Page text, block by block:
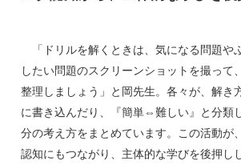
「ドリルを解くときは、気になる問題や
したい問題のスクリーンショットを撮って
整理しましょう」と岡先生。各々が、解き
に書き込んだり、『簡単⇔難しい』と分類
分の考え方をまとめています。この活動が
認知にもつながり、主体的な学びを後押し